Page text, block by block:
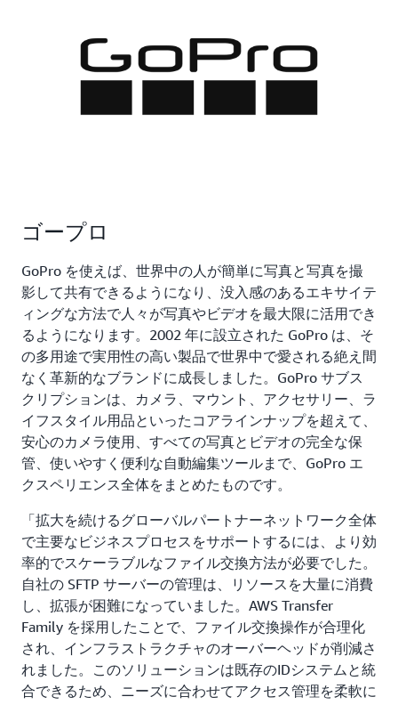
ゴープロ
GoPro を使えば、世界中の人が簡単に写真と写真を撮
影して共有できるようになり、没入感のあるエキサイテ
ィングな方法で人々が写真やビデオを最大限に活用でき
るようになります。2002 年に設立された GoPro は、そ
の多用途で実用性の高い製品で世界中で愛される絶え間
なく革新的なブランドに成長しました。GoPro サブス
クリプションは、カメラ、マウント、アクセサリー、ラ
イフスタイル用品といったコアラインナップを超えて、
安心のカメラ使用、すべての写真とビデオの完全な保
管、使いやすく便利な自動編集ツールまで、GoPro エ
クスペリエンス全体をまとめたものです。
「拡大を続けるグローバルパートナーネットワーク全体
で主要なビジネスプロセスをサポートするには、より効
率的でスケーラブルなファイル交換方法が必要でした。
自社の SFTP サーバーの管理は、リソースを大量に消費
し、拡張が困難になっていました。AWS Transfer
Family を採用したことで、ファイル交換操作が合理化
され、インフラストラクチャのオーバーヘッドが削減さ
れました。このソリューションは既存のIDシステムと統
合できるため、ニーズに合わせてアクセス管理を柔軟に